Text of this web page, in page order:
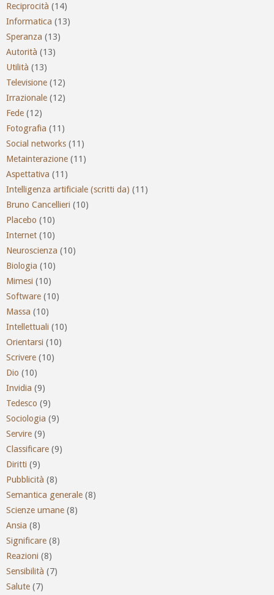
Reciprocità (14)
Informatica (13)
Speranza (13)
Autorità (13)
Utilità (13)
Televisione (12)
Irrazionale (12)
Fede (12)
Fotografia (11)
Social networks (11)
Metainterazione (11)
Aspettativa (11)
Intelligenza artificiale (scritti da) (11)
Bruno Cancellieri (10)
Placebo (10)
Internet (10)
Neuroscienza (10)
Biologia (10)
Mimesi (10)
Software (10)
Massa (10)
Intellettuali (10)
Orientarsi (10)
Scrivere (10)
Dio (10)
Invidia (9)
Tedesco (9)
Sociologia (9)
Servire (9)
Classificare (9)
Diritti (9)
Pubblicità (8)
Semantica generale (8)
Scienze umane (8)
Ansia (8)
Significare (8)
Reazioni (8)
Sensibilità (7)
Salute (7)